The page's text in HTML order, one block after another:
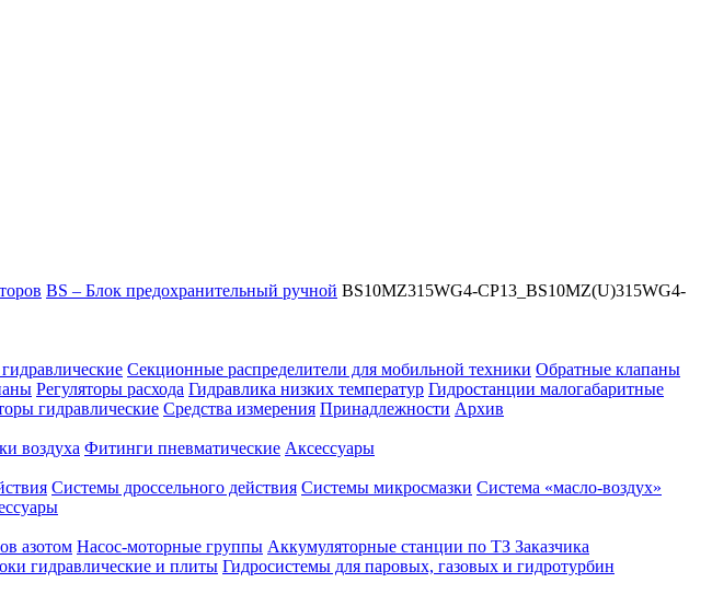
BS – Блок предохранительный ручной BS10MZ315WG4-CP13_BS10MZ(U)315WG4-
Секционные распределители для мобильной техники Обратные клапаны
Регуляторы расхода Гидравлика низких температур Гидростанции малогабаритные
гидравлические Средства измерения Принадлежности Архив
воздуха Фитинги пневматические Аксессуары
Системы дроссельного действия Системы микросмазки Система «масло-воздух»
азотом Насос-моторные группы Аккумуляторные станции по ТЗ Заказчика
гидравлические и плиты Гидросистемы для паровых, газовых и гидротурбин